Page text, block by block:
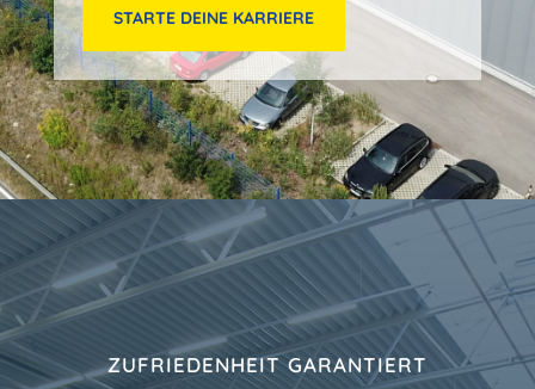
STARTE DEINE KARRIERE
ZUFRIEDENHEIT GARANTIERT